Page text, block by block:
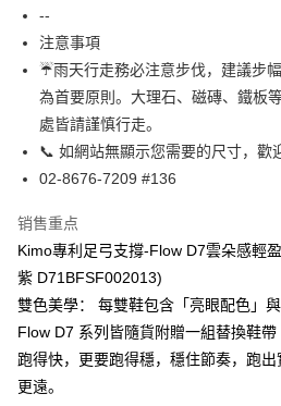
窗。
3. 訂單確認後不需事先繳費，商品會配送至
4. 下訂完成後，您的手機會收到一封繳費
AFTEE APP推播通知。
5. 收到商品當下無需繳費，確認無誤後，
APP於四大便利商店‧ATM/網銀等方式進行
有最長 45 天內付款之服務。
繳費期限，為商家向您請款的時間，再加上
出。使用AFTEE下訂可以延長您收到商品
商品與否，仍需要請您在AFTEE規定的時間
二、付款限制
1. 初次使用 AFTEE 時，將依認證結果及本
之上限額度
2. 結帳金額須大於NT$30
运送方式
全家取貨付款
每笔NT$60，满NT$1,000(含以上)免
7-11取貨付款
每笔NT$60，满NT$1,000(含以上)免运
宅配
每笔NT$90，满NT$1,000(含以上)免运
貨到付款
每笔NT$60，满NT$1,000(含以上)免
國家/地區配送
--
注意事項
☔雨天行走務必注意步伐，建議步
為首要原則。大理石、磁磚、鐵板
處皆請謹慎行走。
📞 如網站無顯示您需要的尺寸，歡
02-8676-7209 #136
销售重点
Kimo專利足弓支撐-Flow D7雲朵感輕
紫 D71BFSF002013)
雙色美學： 每雙鞋包含「亮眼配色」
Flow D7 系列皆隨貨附贈一組替換鞋帶
跑得快，更要跑得穩，穩住節奏，跑
更遠。